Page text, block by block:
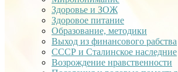
Здоровье и ЗОЖ
Здоровое питание
Образование, методики
Выход из финансового рабства
СССР и Сталинское наследние
Возрождение нравственности